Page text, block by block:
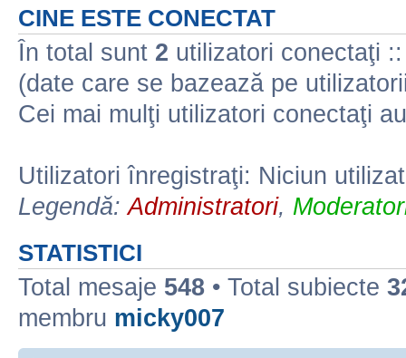
CINE ESTE CONECTAT
În total sunt 2 utilizatori conectaţi
(date care se bazează pe
Cei mai mulţi utilizatori conectaţi
Utilizatori înregistraţi: Niciun
Legendă:Administratori,
STATISTICI
Total mesaje 548 • Total subiecte
membru micky007